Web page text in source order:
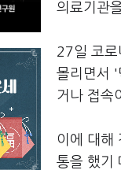
의료기관
27일 코로
몰리면서 '
거나 접속
이에 대해
통을 했기